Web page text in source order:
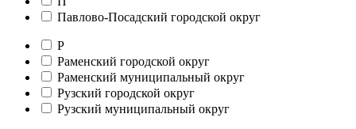
Павлово-Посадский городской округ
Р
Раменский городской округ
Раменский муниципальный округ
Рузский городской округ
Рузский муниципальный округ